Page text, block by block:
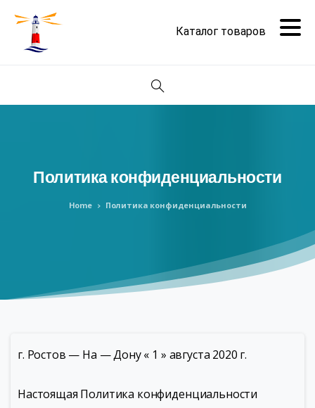
Поиск
Политикаконфиденциальности
Home Политика конфиденциальности
г. Ростов — На — Дону « 1 » августа 2020 г.
Настоящая Политика конфиденциальности